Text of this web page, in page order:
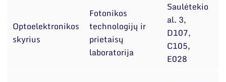
Optoelektronikos
skyrius
Fotonikos
technologijų ir
prietaisų
laboratorija
Saulėtekio
al. 3,
D107,
C105,
E028